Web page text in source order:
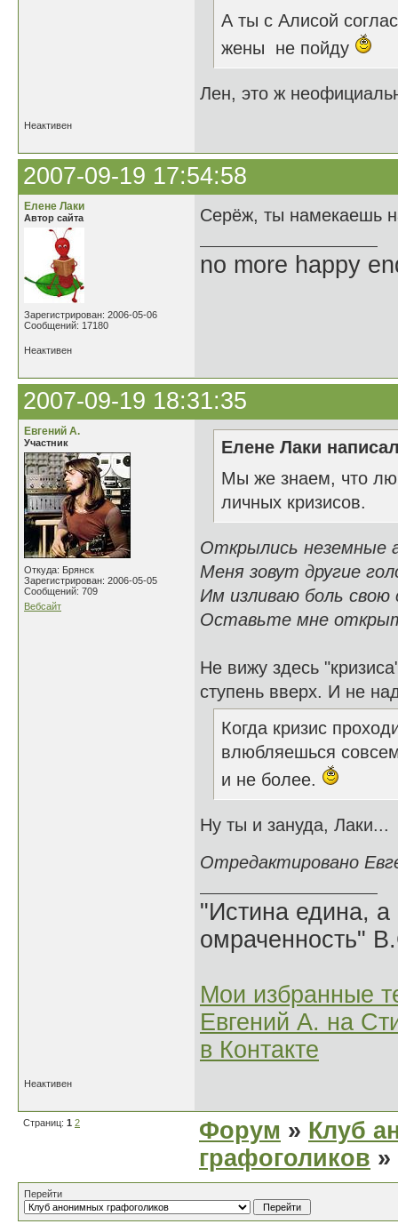
А ты с Алисой
жены не пойду
Лен, это ж
Неактивен
2007-09-19 17:54:58
Елене Лаки
Автор сайта
Зарегистрирован: 2006-05-06
Сообщений: 17180
Серёж, ты намекаешь
no more happy
Неактивен
2007-09-19 18:31:35
Евгений А.
Участник
Откуда: Брянск
Зарегистрирован: 2006-05-05
Сообщений: 709
Вебсайт
Елене Лаки
Мы же знаем, что
личных кризисов.
Открылись неземные
Меня зовут другие
Им изливаю боль свою
Оставьте мне
Не вижу здесь
ступень вверх. И не
Когда кризис
влюбляешься
и не более.
Ну ты и зануда, Лаки...
Отредактировано
"Истина едина,
омраченность"
Мои избранные
Евгений А. на
в Контакте
Неактивен
Страниц: 1 2 Форум » Клуб
графоголиков
Перейти